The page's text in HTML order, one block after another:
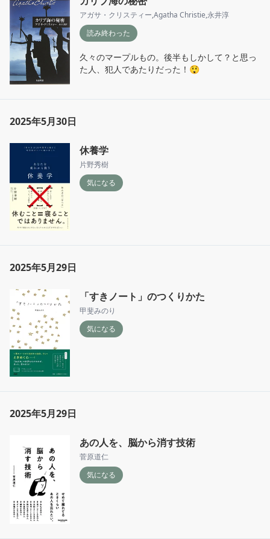
アガサ・クリスティー,Agatha Christie,永井淳
読み終わった
久々のマープルもの。後半もしかして？と思っ
た人、犯人であたりだった！😲
2025年5月30日
休養学
片野秀樹
気になる
2025年5月29日
「すきノート」のつくりかた
甲斐みのり
気になる
2025年5月29日
あの人を、脳から消す技術
菅原道仁
気になる